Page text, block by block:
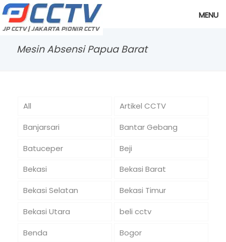
MENU
Mesin Absensi Papua Barat
All
Artikel CCTV
Banjarsari
Bantar Gebang
Batuceper
Beji
Bekasi
Bekasi Barat
Bekasi Selatan
Bekasi Timur
Bekasi Utara
beli cctv
Benda
Bogor